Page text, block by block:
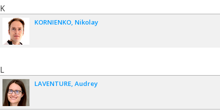
K
KORNIENKO Nikolay
L
LAVENTURE Audrey